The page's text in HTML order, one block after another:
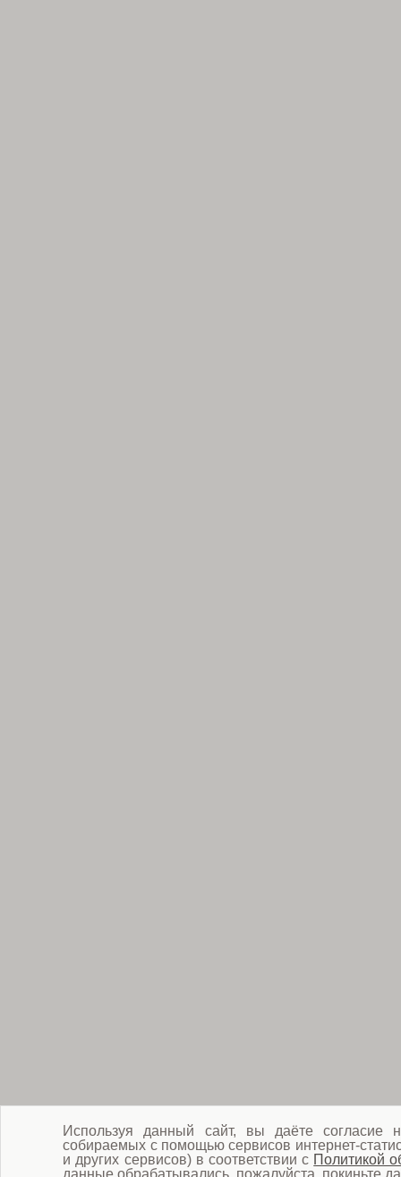
Используя данный сайт, вы даёте согласие
собираемых с помощью сервисов интернет-
и других сервисов) в соответствии с Политикой
данные обрабатывались, пожалуйста, покиньте